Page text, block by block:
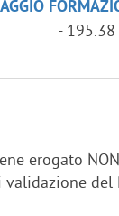
- 195.38
erogato
validazione del